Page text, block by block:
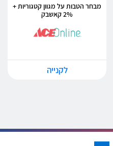
מבחר הטבות על מגוון קטגוריות +
2% קאשבק
לקנייה